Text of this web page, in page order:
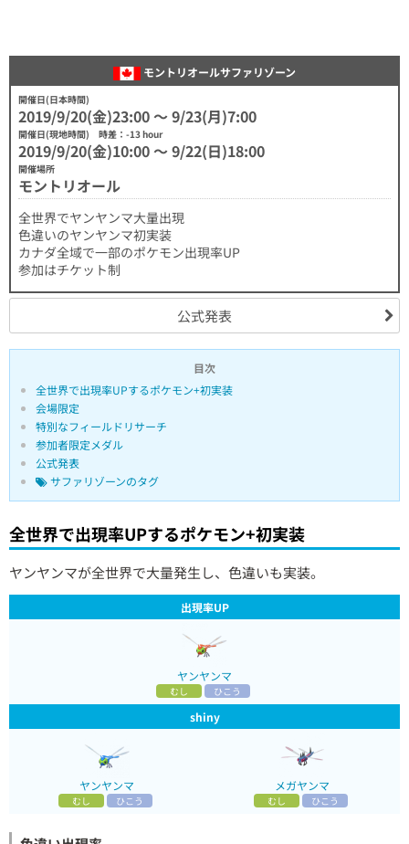
モントリオールサファリゾーン
開催日(日本時間)
2019/9/20(金)23:00 〜 9/23(月)7:00
開催日(現地時間) 時差：-13 hour
2019/9/20(金)10:00 〜 9/22(日)18:00
開催場所
モントリオール
全世界でヤンヤンマ大量出現
色違いのヤンヤンマ初実装
カナダ全域で一部のポケモン出現率UP
参加はチケット制
公式発表
目次
全世界で出現率UPするポケモン+初実装
会場限定
特別なフィールドリサーチ
参加者限定メダル
公式発表
サファリゾーンのタグ
全世界で出現率UPするポケモン+初実装
ヤンヤンマが全世界で大量発生し、色違いも実装。
出現率UP
ヤンヤンマ
むし ひこう
shiny
ヤンヤンマ
むし ひこう
メガヤンマ
むし ひこう